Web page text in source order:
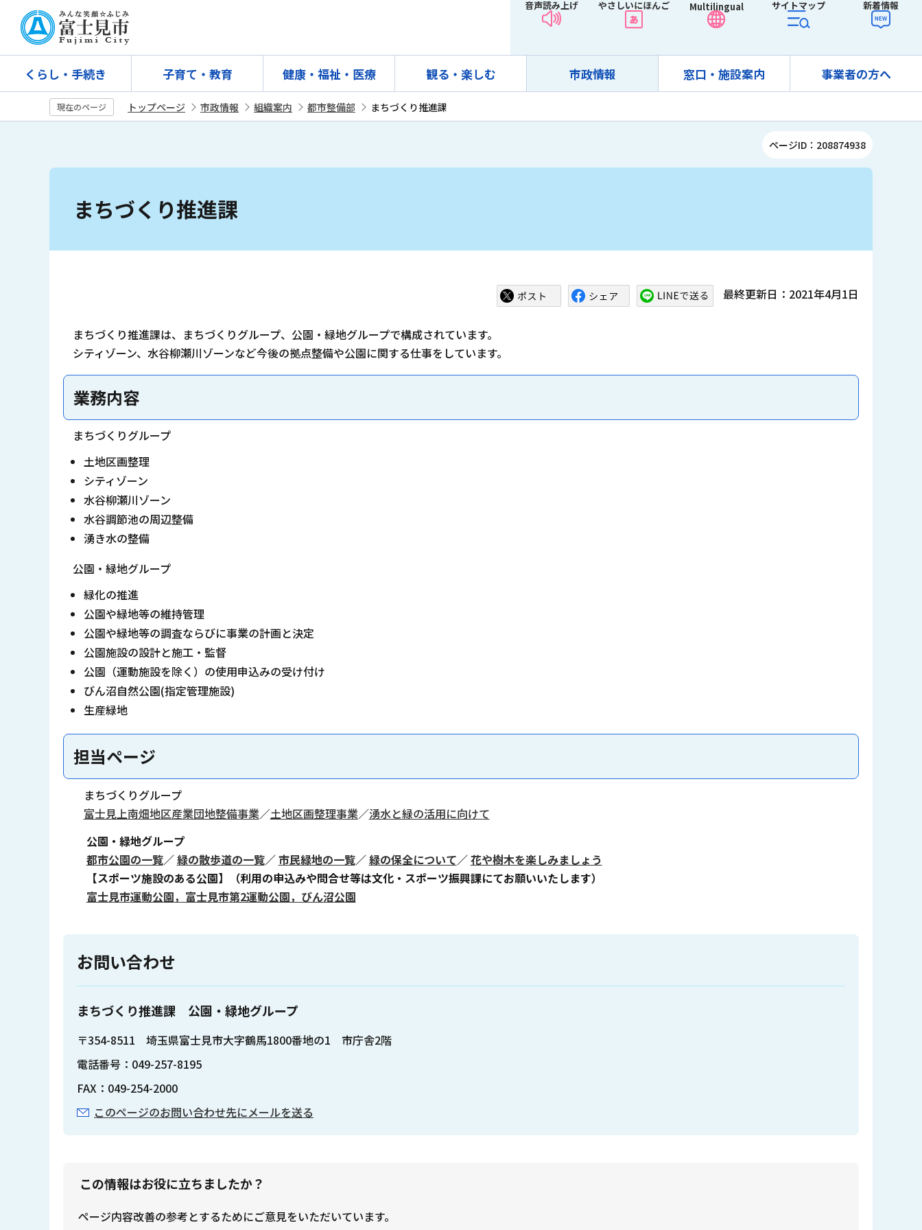
先
音声読み上げ やさしいにほんご Multilingual サイトマップ 新着情報
くらし・手続き 子育て・教育 健康・福祉・医療 観る・楽しむ 市政情報 窓口・施設案内 事業者の方へ
現在のページ トップページ 市政情報 組織案内 都市整備部 まちづくり推進課
ページID：208874938
まちづくり推進課
最終更新日：2021年4月1日
まちづくり推進課は、まちづくりグループ、公園・緑地グループで構成されています。
シティゾーン、水谷柳瀬川ゾーンなど今後の拠点整備や公園に関する仕事をしています。
業務内容
まちづくりグループ
土地区画整理
シティゾーン
水谷柳瀬川ゾーン
水谷調節池の周辺整備
湧き水の整備
公園・緑地グループ
緑化の推進
公園や緑地等の維持管理
公園や緑地等の調査ならびに事業の計画と決定
公園施設の設計と施工・監督
公園（運動施設を除く）の使用申込みの受け付け
びん沼自然公園(指定管理施設)
生産緑地
担当ページ
まちづくりグループ
富士見上南畑地区産業団地整備事業／土地区画整理事業／湧水と緑の活用に向けて
公園・緑地グループ
都市公園の一覧／緑の散歩道の一覧／市民緑地の一覧／緑の保全について／花や樹木を楽しみましょう
【スポーツ施設のある公園】（利用の申込みや問合せ等は文化・スポーツ振興課にてお願いいたします）
富士見市運動公園，富士見市第2運動公園，びん沼公園
お問い合わせ
まちづくり推進課 公園・緑地グループ
〒354-8511 埼玉県富士見市大字鶴馬1800番地の1 市庁舎2階
電話番号：049-257-8195
FAX：049-254-2000
このページのお問い合わせ先にメールを送る
この情報はお役に立ちましたか？
ページ内容改善の参考とするためにご意見をいただいています。